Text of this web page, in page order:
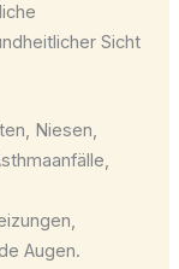
Sicht
Niesen,
Augen.